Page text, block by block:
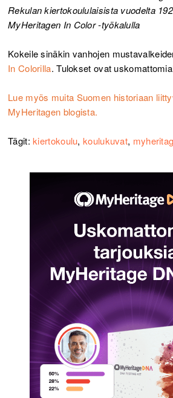
Rekulan kiertokoululaisista vuodelta
MyHeritagen In Color -työkalulla
Kokeile sinäkin vanhojen
In Colorilla. Tulokset ovat
Lue myös muita Suomen historiaan
MyHeritagen blogista.
Tägit:kiertokoulu,koulukuvat,